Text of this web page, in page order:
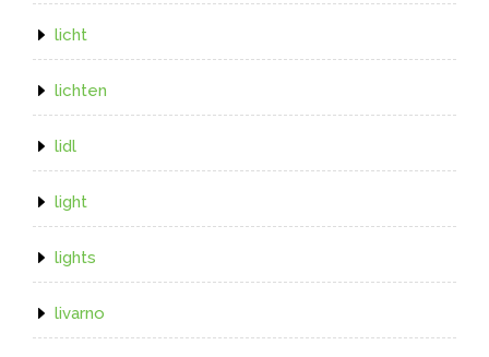
licht
lichten
lidl
light
lights
livarno